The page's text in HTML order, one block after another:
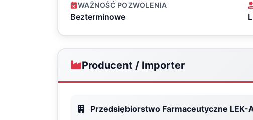
WAŻNOŚĆ POZWOLENIA
Bezterminowe
Producent / Importer
Przedsiębiorstwo Farmaceutyczne LEK-